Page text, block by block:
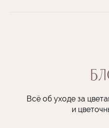
Всё об уходе за
и